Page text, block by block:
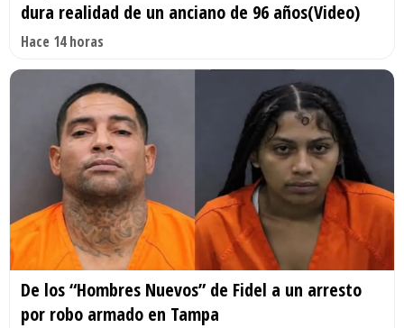
dura realidad de un anciano de 96 años(Video)
Hace 14 horas
De los “Hombres Nuevos” de Fidel a un arresto
por robo armado en Tampa